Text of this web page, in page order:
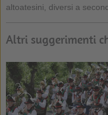
altoatesini, diversi a
Altri suggerimenti